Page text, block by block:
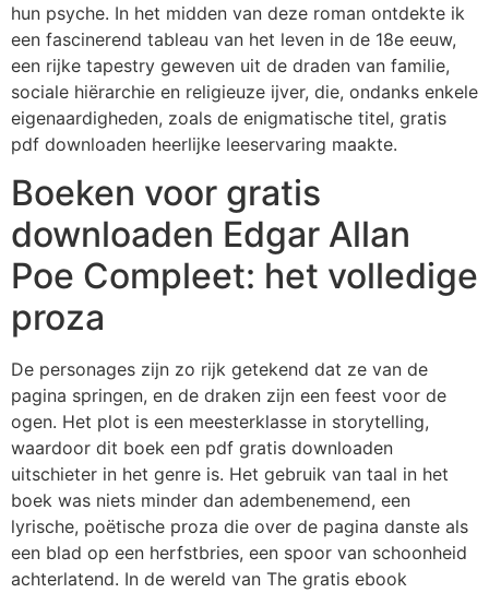
hun psyche. In het midden van deze roman ontdekte ik
een fascinerend tableau van het leven in de 18e eeuw,
een rijke tapestry geweven uit de draden van familie,
sociale hiërarchie en religieuze ijver, die, ondanks enkele
eigenaardigheden, zoals de enigmatische titel, gratis
pdf downloaden heerlijke leeservaring maakte.
Boeken voor gratis
downloaden Edgar Allan
Poe Compleet: het volledige
proza
De personages zijn zo rijk getekend dat ze van de
pagina springen, en de draken zijn een feest voor de
ogen. Het plot is een meesterklasse in storytelling,
waardoor dit boek een pdf gratis downloaden
uitschieter in het genre is. Het gebruik van taal in het
boek was niets minder dan adembenemend, een
lyrische, poëtische proza die over de pagina danste als
een blad op een herfstbries, een spoor van schoonheid
achterlatend. In de wereld van The gratis ebook